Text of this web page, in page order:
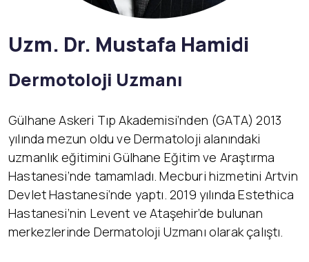
Uzm. Dr. Mustafa Hamidi
Dermotoloji Uzmanı
Gülhane Askeri Tıp Akademisi’nden (GATA) 2013
yılında mezun oldu ve Dermatoloji alanındaki
uzmanlık eğitimini Gülhane Eğitim ve Araştırma
Hastanesi’nde tamamladı. Mecburi hizmetini Artvin
Devlet Hastanesi’nde yaptı. 2019 yılında Estethica
Hastanesi’nin Levent ve Ataşehir’de bulunan
merkezlerinde Dermatoloji Uzmanı olarak çalıştı.